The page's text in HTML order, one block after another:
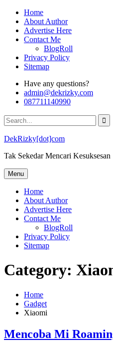
Skip
content
Home
About Author
Advertise Here
Contact Me
BlogRoll
Privacy Policy
Sitemap
Have any questions?
admin@dekrizky.com
087711140990
Search
for:
DekRizky[dot]com
Tak Sekedar Mencari Kesuksesan
Menu
Home
About Author
Advertise Here
Contact Me
BlogRoll
Privacy Policy
Sitemap
Category:
Home
Gadget
Xiaomi
Mencoba Mi